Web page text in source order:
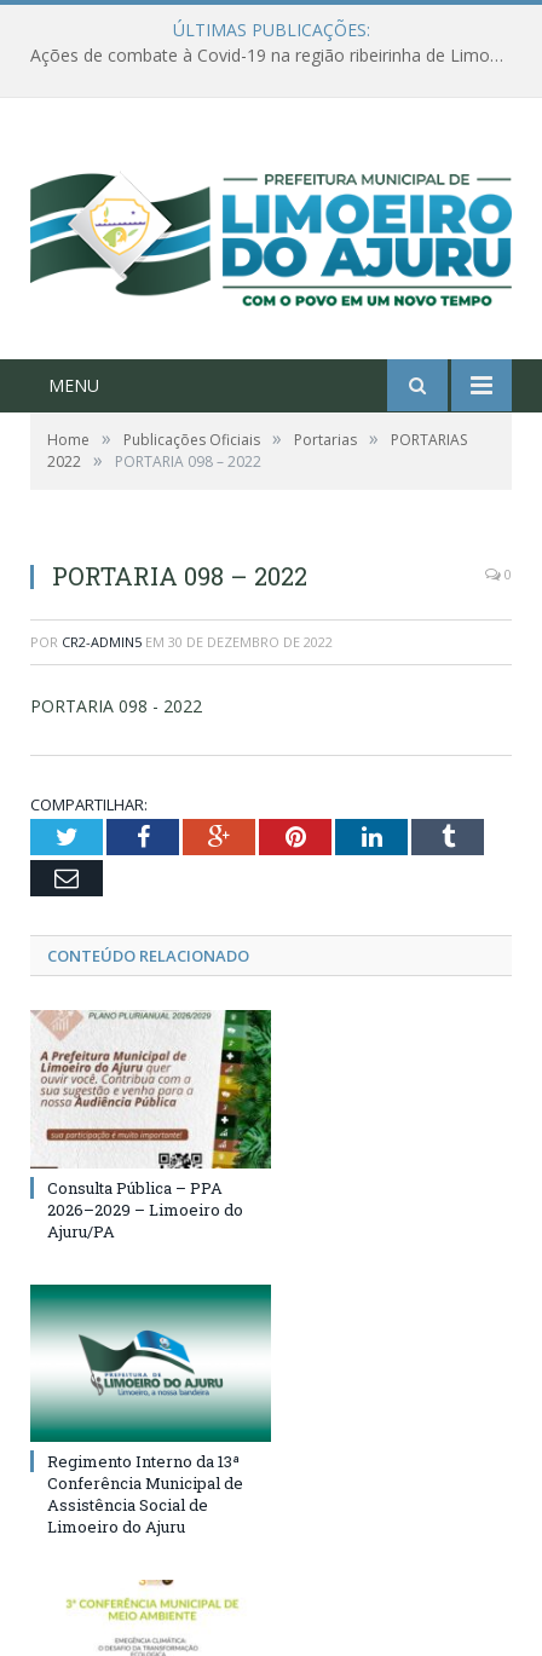
ÚLTIMAS PUBLICAÇÕES:
Ações de combate à Covid-19 na região ribeirinha de Limoeiro do Ajuru continuam
MENU
Home » Publicações Oficiais » Portarias »
PORTARIAS
2022 » PORTARIA 098 – 2022
PORTARIA 098 – 2022 0
POR CR2-ADMIN5 EM 30 DE DEZEMBRO DE 2022
PORTARIA 098 - 2022
COMPARTILHAR:
TwitterFacebookGoogle+PinterestLinkedInTumblr
Email
CONTEÚDO RELACIONADO
Consulta Pública – PPA
2026–2029 – Limoeiro do
Ajuru/PA
Regimento Interno da 13ª
Conferência Municipal de
Assistência Social de
Limoeiro do Ajuru